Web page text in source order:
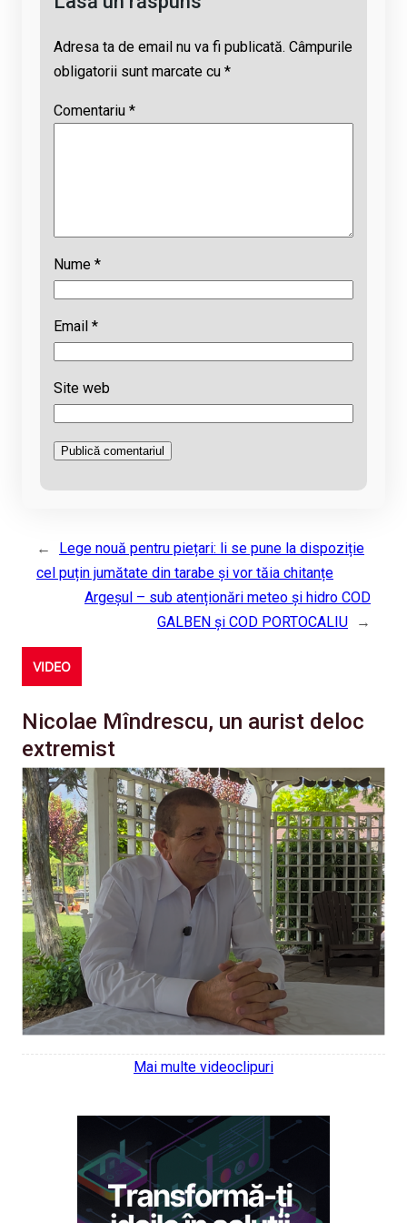
Adresa ta de email nu va fi publicată. Câmpurile
obligatorii sunt marcate cu *
Comentariu *
Nume *
Email *
Site web
←
Lege nouă pentru piețari: li se pune la dispoziție
cel puțin jumătate din tarabe și vor tăia chitanțe
Argeșul – sub atenționări meteo și hidro COD
GALBEN și COD PORTOCALIU
→
VIDEO
Nicolae Mîndrescu, un aurist deloc
extremist
Mai multe videoclipuri